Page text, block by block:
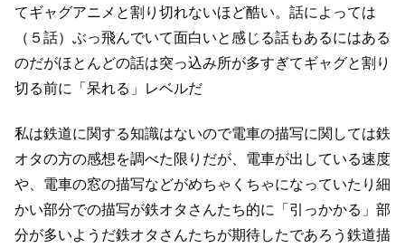
てギャグアニメと割り切れないほど酷い。 話によっては
（５話）ぶっ飛んでいて面白いと感じる話もあるにはある
のだがほとんどの話は突っ込み所が多すぎてギャグと割り
切る前に「呆れる」レベルだ
私は鉄道に関する知識はないので電車の描写に関しては鉄
オタの方の感想を調べた限りだが、 電車が出している速度
や、電車の窓の描写などがめちゃくちゃになっていたり 細
かい部分での描写が鉄オタさんたち的に「引っかかる」部
分が多いようだ鉄オタさんたちが期待したであろう鉄道描